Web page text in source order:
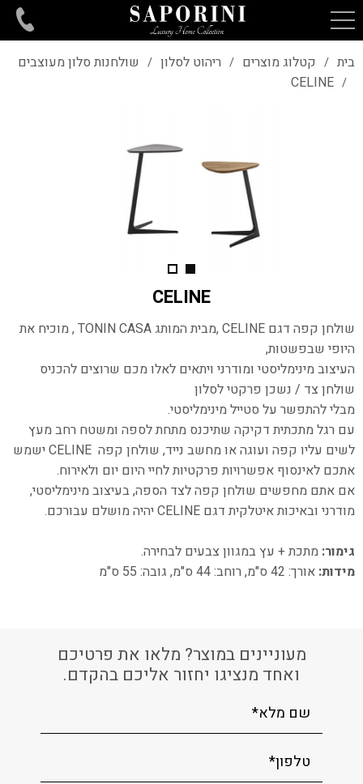
בית / קטלוג מוצרים / ריהוט לסלון / שולחנות סלון מעוצבים
/
CELINE
CELINE
שולחן קפה דגם CELINE ,מבית המותג TONIN CASA , מוכיח את
היופי שבפשטות,
העיצוב מינימליסטי ומודרני ויתאים לאלו מכם שרוצים להכניס
שולחן צד / נשכן פרקטי לסלון
מבלי להתפשר על סטייל מינימליסטי.
עם רגל מתכתית דקיקה שתיכנס מתחת לספה ומשטח רחב מעץ
לשים עליו קפה ועוגה
או מחשב נייד, שולחן קפה CELINE ישמש
אתכם לאינסוף אפשרויות פרקטיות לחיי היום יום ולאירוח.
אם אתם מחפשים שולחן קפה לצד הספה, בעיצוב מינימליסטי,
מודרני ובאיכות איטלקית דגם CELINE יהיה מושלם עבורכם.
גימור: מתכת + עץ במגוון צבעים לבחירה.
מידות: אורך: 42 ס"מ, רוחב: 44 ס"מ, גובה: 55 ס"מ
מעוניינים במוצר? מלאו את פרטיכם
ואחד מנציגו יחזור אליכם בהקדם.